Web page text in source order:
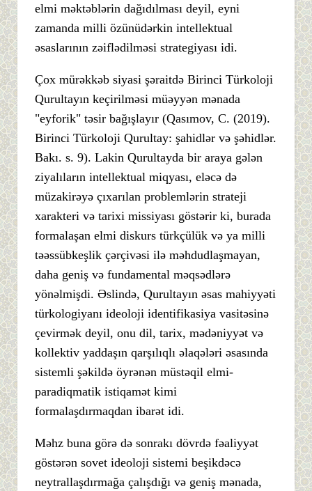
elmi məktəblərin dağıdılması deyil, eyni
zamanda milli özünüdərkin intellektual
əsaslarının zəiflədilməsi strategiyası idi.
Çox mürəkkəb siyasi şəraitdə Birinci Türkoloji
Qurultayın keçirilməsi müəyyən mənada
"eyforik" təsir bağışlayır (Qasımov, C. (2019).
Birinci Türkoloji Qurultay: şahidlər və şəhidlər.
Bakı. s. 9). Lakin Qurultayda bir araya gələn
ziyalıların intellektual miqyası, eləcə də
müzakirəyə çıxarılan problemlərin strateji
xarakteri və tarixi missiyası göstərir ki, burada
formalaşan elmi diskurs türkçülük və ya milli
təəssübkeşlik çərçivəsi ilə məhdudlaşmayan,
daha geniş və fundamental məqsədlərə
yönəlmişdi. Əslində, Qurultayın əsas mahiyyəti
türkologiyanı ideoloji identifikasiya vasitəsinə
çevirmək deyil, onu dil, tarix, mədəniyyət və
kollektiv yaddaşın qarşılıqlı əlaqələri əsasında
sistemli şəkildə öyrənən müstəqil elmi-
paradiqmatik istiqamət kimi
formalaşdırmaqdan ibarət idi.
Məhz buna görə də sonrakı dövrdə fəaliyyət
göstərən sovet ideoloji sistemi beşikdəcə
neytrallaşdırmağa çalışdığı və geniş mənada,